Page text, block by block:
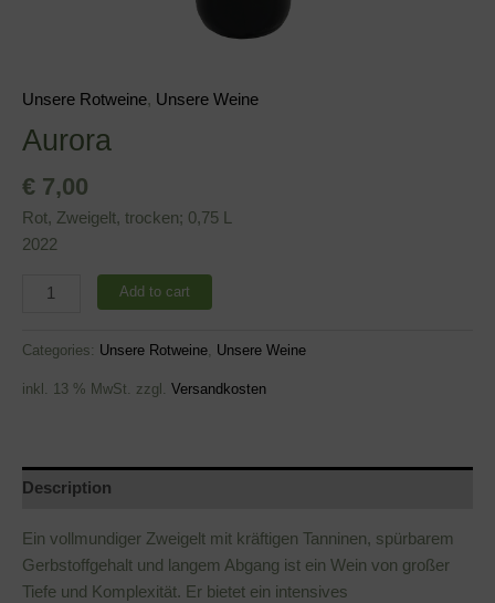
Unsere Rotweine, Unsere Weine
Aurora
€ 7,00
Rot, Zweigelt, trocken; 0,75 L
2022
Add to cart
Categories: Unsere Rotweine, Unsere Weine
inkl. 13 % MwSt. zzgl. Versandkosten
Description
Ein vollmundiger Zweigelt mit kräftigen Tanninen, spürbarem
Gerbstoffgehalt und langem Abgang ist ein Wein von großer
Tiefe und Komplexität. Er bietet ein intensives